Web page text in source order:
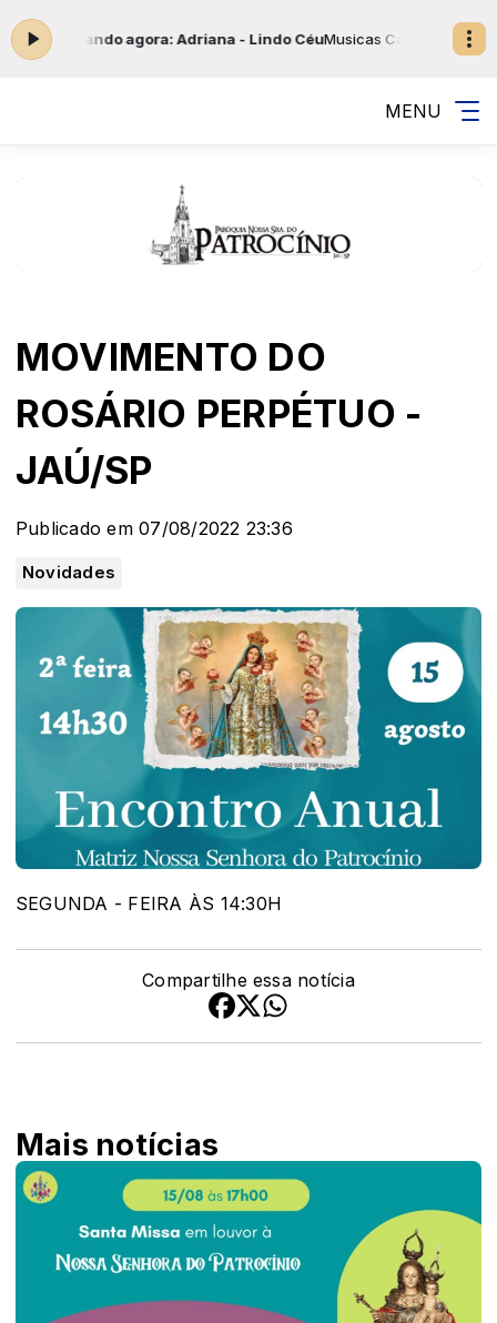
- Tocando agora: Adriana - Lindo CéuMusicas Católicas com
MENU
MOVIMENTO DO
ROSÁRIO PERPÉTUO -
JAÚ/SP
Publicado em 07/08/2022 23:36
Novidades
SEGUNDA - FEIRA ÀS 14:30H
Compartilhe essa notícia
Mais notícias